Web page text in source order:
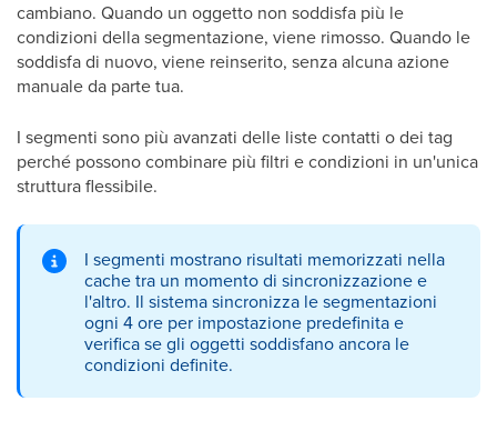
cambiano. Quando un oggetto non soddisfa più le
condizioni della segmentazione, viene rimosso. Quando le
soddisfa di nuovo, viene reinserito, senza alcuna azione
manuale da parte tua.
I segmenti sono più avanzati delle liste contatti o dei tag
perché possono combinare più filtri e condizioni in un'unica
struttura flessibile.
I segmenti mostrano risultati memorizzati nella
cache tra un momento di sincronizzazione e
l'altro. Il sistema sincronizza le segmentazioni
ogni 4 ore per impostazione predefinita e
verifica se gli oggetti soddisfano ancora le
condizioni definite.